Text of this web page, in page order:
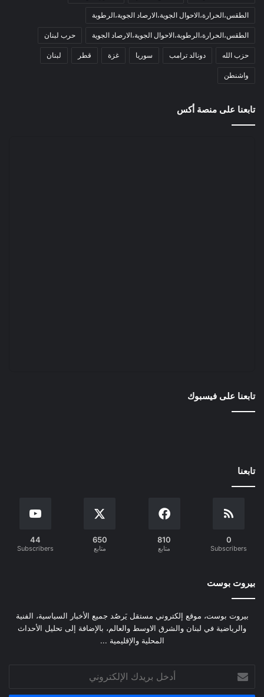
الطقس،الحرارة،الاحوال الجوية،الارصاد الجوية،الرطوبة
الطقس،الحرارة،الرطوبة،الاحوال الجوية،الارصاد الجوية حرب لبنان
حزب الله دونالد ترامب سوريا غزة قطر لبنان
واشنطن
تابعنا على منصة أكس
تابعنا على فيسبوك
تابعنا
0
Subscribers
810
متابع
650
متابع
44
Subscribers
بيروت بوست
بيروت بوست، موقع إلكتروني مستقل يَرصُد جميع الأخبار السياسية، الفنية
والرياضية في لبنان والشرق الاوسط والعالم، بالإضافة إلى تحليل الأحداث
المحلية والإقليمية ...
بريدك
الإلكتروني